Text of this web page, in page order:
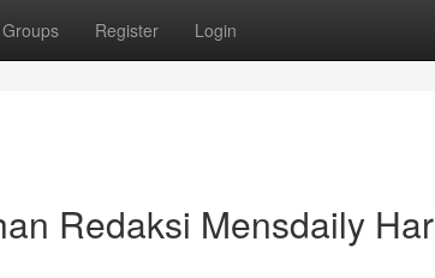
Groups Register Login
Redaksi Mensdaily